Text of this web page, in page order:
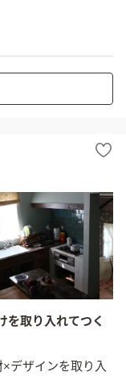
を取り入れてつく
デザインを取り入